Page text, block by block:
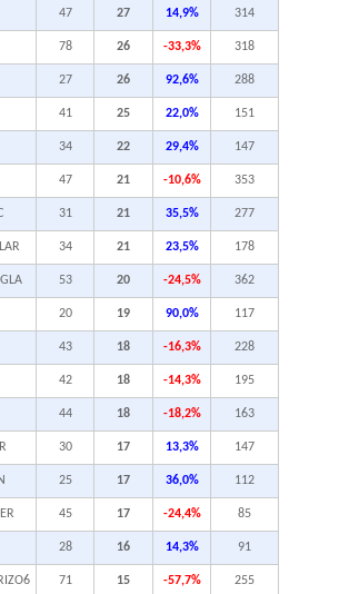
47 27 14,9% 314
78 26 -33,3% 318
27 26 92,6% 288
41 25 22,0% 151
34 22 29,4% 147
47 21 -10,6% 353
31 21 35,5% 277
34 21 23,5% 178
53 20 -24,5% 362
20 19 90,0% 117
43 18 -16,3% 228
42 18 -14,3% 195
44 18 -18,2% 163
30 17 13,3% 147
25 17 36,0% 112
45 17 -24,4% 85
28 16 14,3% 91
71 15 -57,7% 255